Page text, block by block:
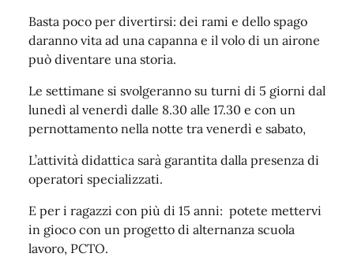
Basta poco per divertirsi: dei rami e dello spago
daranno vita ad una capanna e il volo di un airone
può diventare una storia.
Le settimane si svolgeranno su turni di 5 giorni dal
lunedì al venerdì dalle 8.30 alle 17.30 e con un
pernottamento nella notte tra venerdì e sabato,
L’attività didattica sarà garantita dalla presenza di
operatori specializzati.
E per i ragazzi con più di 15 anni: potete mettervi
in gioco con un progetto di alternanza scuola
lavoro, PCTO.